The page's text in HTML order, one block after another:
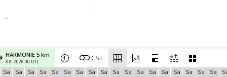
-
HARMONIE 5 km
8.8. 2026 00 UTC CS+
Sa
Sa
Sa
Sa
Sa
Sa
Sa
Sa
Sa
Sa
Sa
Sa
Sa
Sa
Sa
Sa
Sa
Sa